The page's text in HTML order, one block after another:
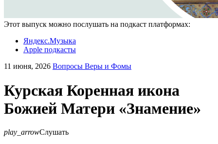
Этот выпуск можно послушать на подкаст платформах:
Яндекс.Музыка
Apple подкасты
11 июня, 2026 Вопросы Веры и Фомы
Курская Коренная икона
Божией Матери «Знамение»
play_arrowСлушать